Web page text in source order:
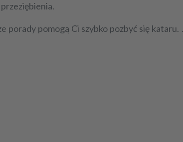
porady pomogą Ci szybko pozbyć się